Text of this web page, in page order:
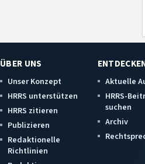
ÜBER UNS
Unser Konzept
HRRS unterstützen
HRRS zitieren
Publizieren
Redaktionelle
Richtlinien
Aktuelle
HRRS-
suchen
Archiv